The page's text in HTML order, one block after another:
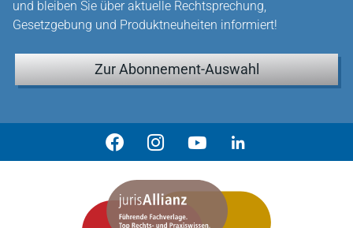
und bleiben Sie über aktuelle Rechtsprechung,
Gesetzgebung und Produktneuheiten informiert!
Zur Abonnement-Auswahl